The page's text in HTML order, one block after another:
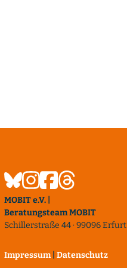
MOBIT e.V. |
Beratungsteam MOBIT
Schillerstraße 44 · 99096 Erfurt
Impressum Datenschutz